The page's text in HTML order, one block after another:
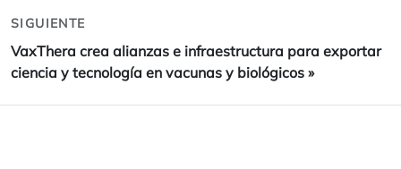
SIGUIENTE
VaxThera crea alianzas e infraestructura para exportar
ciencia y tecnología en vacunas y biológicos »